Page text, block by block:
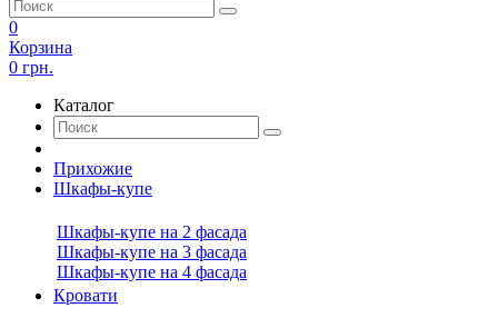
0
Корзина
0 грн.
Каталог
Прихожие
Шкафы-купе
Шкафы-купе на 2 фасада
Шкафы-купе на 3 фасада
Шкафы-купе на 4 фасада
Кровати